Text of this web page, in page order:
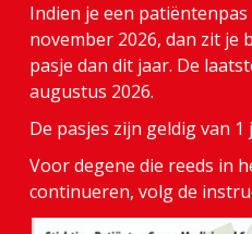
Indien je een
november 2026, dan zit je
pasje dan dit jaar. De
augustus 2026.
De pasjes zijn geldig van
Voor degene die reeds in
continueren, volg de